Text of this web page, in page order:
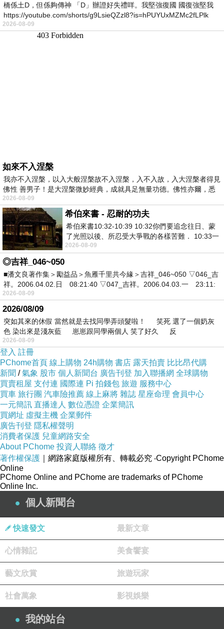
橋係土D，但係夠傳神 「D」辦證好失禮咩。我堅強復國 國復強堅我
https://youtube.com/shorts/g9LsieQZzl8?is=hPUYUxMZMc2fLPlk
2026-08-09
如來不入涅槃
我亦不入涅槃，以入大般涅槃故不入涅槃，入不入故，入大涅槃者得見
佛性 善男子！是大涅槃微妙經典，成就具足無量功德。佛性亦爾，悉
2026-08-09
希伯來書 - 忍耐的功夫
希伯來書10:32-10:39 10:32你們要追念往日、蒙
了光照以後、所忍受大爭戰的各樣苦難． 10:33一
面被毀謗、遭患難、成了戲景、叫眾人
2026-08-09
◎吉祥_046~050
■潘文良著作集＞勵益品＞魚雁千里共今緣＞吉祥_046~050 ▽046_吉
祥。2006.04.02.日 08:21:40 ▽047_吉祥。2006.04.03.一 23:11:
2026-08-09
2026/08/09
突如其來的休假 當然就是去找同學弄頭髮啦！ 笑死 選了一個奶灰
色 染出來是淺灰藍 崽崽跟同學兩個人 笑了好久 反
2026-08-09
登入 註冊
PChome首頁 線上購物 24h購物 書店 露天拍賣 比比昂代購
新聞 /氣象 股市 個人新聞台 廣告刊登 加入聯播網 全球購物
買賣租屋 支付連 國際連 Pi 拍錢包 旅遊 服務中心
買車 旅行團 汽車險推薦 線上麻將 雜誌 星座命理 會員中心
一元簡訊 直播達人 數位憑證 企業簡訊
買網址 虛擬主機 企業郵件
廣告刊登 隱私權聲明
消費者保護 兒童網路安全
About PChome 投資人聯絡 徵才
著作權保護 ｜網路家庭版權所有、轉載必究 ‧Copyright PChome
Online
PChome Online and PChome are trademarks of PChome
Online Inc.
個人新聞台
快速發文 最新文章
心情雜記 美食饗宴
藝文欣賞 旅遊玩家
社會萬象 影視娛樂
我的站台